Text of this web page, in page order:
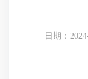
日期：